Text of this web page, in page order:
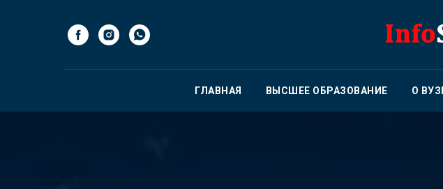
ГЛАВНАЯ ВЫСШЕЕ ОБРАЗОВАНИЕ О